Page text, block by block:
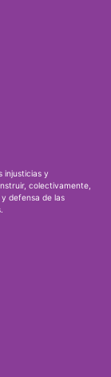
injusticias y
colectivamente,
defensa de las